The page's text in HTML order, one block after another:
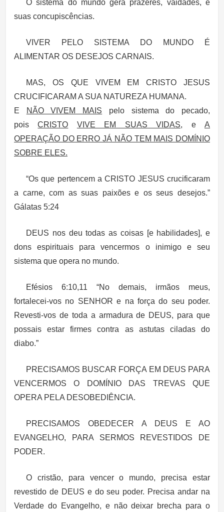
O sistema do mundo gera prazeres, vaidades, e
suas concupiscências.
VIVER PELO SISTEMA DO MUNDO É
ALIMENTAR OS DESEJOS CARNAIS.
MAS, OS QUE VIVEM EM CRISTO JESUS
CRUCIFICARAM A SUA NATUREZA HUMANA.
E
NÃO VIVEM MAIS pelo sistema do pecado,
poisCRISTO VIVE EM SUAS VIDAS, eA
OPERAÇÃO DO ERRO JÁ NÃO TEM MAIS DOMÍNIO
SOBRE ELES.
“Os que pertencem a CRISTO JESUS crucificaram
a carne, com as suas paixões e os seus desejos.”
Gálatas 5:24
DEUS nos deu todas as coisas [e habilidades], e
dons espirituais para vencermos o inimigo e seu
sistema que opera no mundo.
Efésios 6:10,11 “No demais, irmãos meus,
fortalecei-vos no SENHOR e na força do seu poder.
Revesti-vos de toda a armadura de DEUS, para que
possais estar firmes contra as astutas ciladas do
diabo.”
PRECISAMOS BUSCAR FORÇA EM DEUS PARA
VENCERMOS O DOMÍNIO DAS TREVAS QUE
OPERA PELA DESOBEDIÊNCIA.
PRECISAMOS OBEDECER A DEUS E AO
EVANGELHO, PARA SERMOS REVESTIDOS DE
PODER.
O cristão, para vencer o mundo, precisa estar
revestido de DEUS e do seu poder. Precisa andar na
Verdade do Evangelho, e não deixar brecha para o